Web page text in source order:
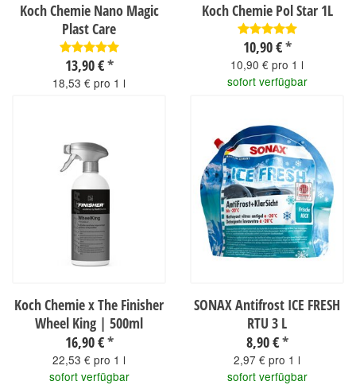
Koch Chemie Nano Magic
Plast Care
13,90 €*
18,53 € pro 1 l
Koch Chemie Pol Star 1L
10,90 €*
10,90 € pro 1 l
sofort verfügbar
Koch Chemie x The Finisher
Wheel King | 500ml
16,90 €*
22,53 € pro 1 l
sofort verfügbar
SONAX Antifrost ICE FRESH
RTU 3 L
8,90 €*
2,97 € pro 1 l
sofort verfügbar